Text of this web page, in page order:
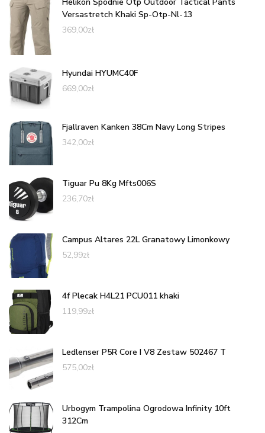
Versastretch Khaki Sp-Otp-Nl-13
369,00zł
Hyundai HYUMC40F
669,00zł
Fjallraven Kanken 38Cm Navy Long Stripes
342,00zł
Tiguar Pu 8Kg Mfts006S
236,70zł
Campus Altares 22L Granatowy Limonkowy
52,99zł
4f Plecak H4L21 PCU011 khaki
119,99zł
Ledlenser P5R Core I V8 Zestaw 502467 T
575,00zł
Urbogym Trampolina Ogrodowa Infinity 10ft
312Cm